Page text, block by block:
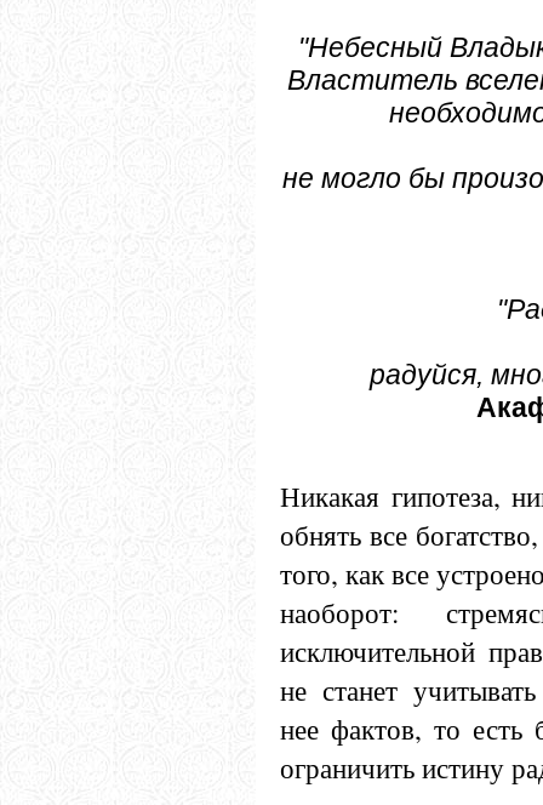
"Небесный
Властитель
не могло бы
радуйся,
Никакая гипотеза,
обнять все
того, как все
наоборот:
исключительной
не станет
нее фактов, то есть
ограничить истину